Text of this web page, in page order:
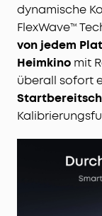
Sofort
sowie
liefern dir
dynamische
FlexWave™
von jedem
Heimkino mit
überall sofort